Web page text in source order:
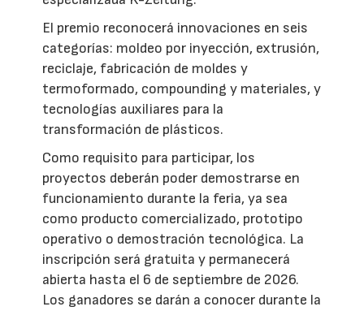
El premio reconocerá innovaciones en seis
categorías: moldeo por inyección, extrusión,
reciclaje, fabricación de moldes y
termoformado, compounding y materiales, y
tecnologías auxiliares para la
transformación de plásticos.
Como requisito para participar, los
proyectos deberán poder demostrarse en
funcionamiento durante la feria, ya sea
como producto comercializado, prototipo
operativo o demostración tecnológica. La
inscripción será gratuita y permanecerá
abierta hasta el 6 de septiembre de 2026.
Los ganadores se darán a conocer durante la